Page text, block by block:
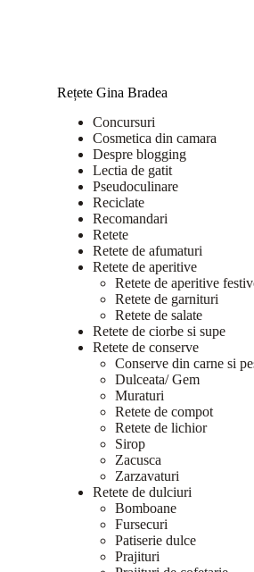
Rețete Gina Bradea
Concursuri
Cosmetica din camara
Despre blogging
Lectia de gatit
Pseudoculinare
Reciclate
Recomandari
Retete
Retete de afumaturi
Retete de aperitive
Retete de aperitive
Retete de garnituri
Retete de salate
Retete de ciorbe si supe
Retete de conserve
Conserve din carne si
Dulceata/ Gem
Muraturi
Retete de compot
Retete de lichior
Sirop
Zacusca
Zarzavaturi
Retete de dulciuri
Bomboane
Fursecuri
Patiserie dulce
Prajituri